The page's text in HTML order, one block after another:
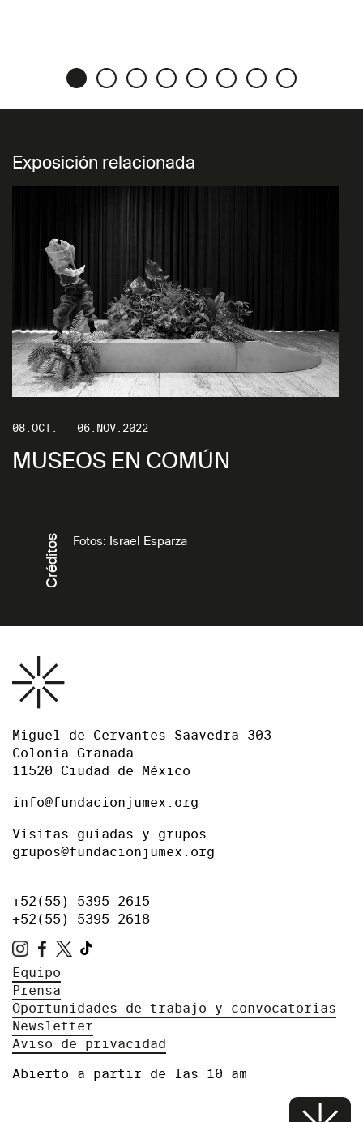
Exposición relacionada
08.OCT. - 06.NOV.2022
MUSEOS EN COMÚN
Créditos Fotos: Israel Esparza
Miguel de Cervantes Saavedra 303
Colonia Granada
11520 Ciudad de México
info@fundacionjumex.org
Visitas guiadas y grupos
grupos@fundacionjumex.org
+52(55) 5395 2615
+52(55) 5395 2618
Equipo
Prensa
Oportunidades de trabajo y convocatorias
Newsletter
Aviso de privacidad
Abierto a partir de las 10 am